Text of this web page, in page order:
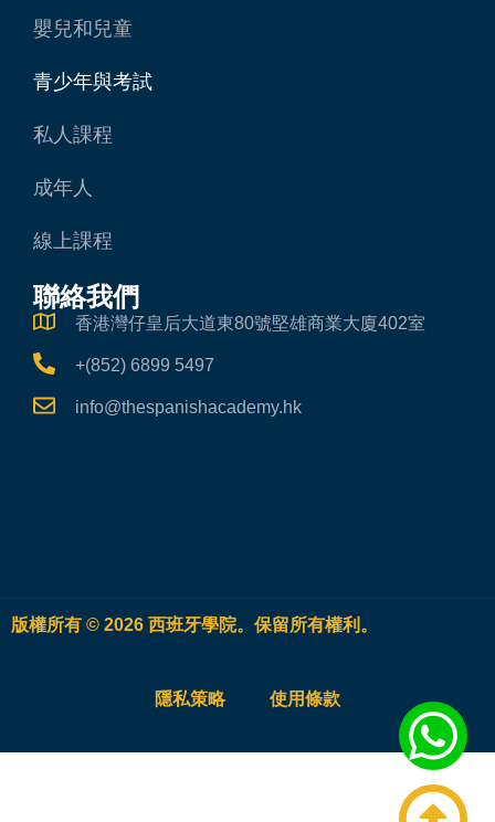
嬰兒和兒童
青少年與考試
私人課程
成年人
線上課程
聯絡我們
香港灣仔皇后大道東80號堅雄商業大廈402室
+(852) 6899 5497
info@thespanishacademy.hk
版權所有 © 2026 西班牙學院。保留所有權利。
隱私策略 使用條款